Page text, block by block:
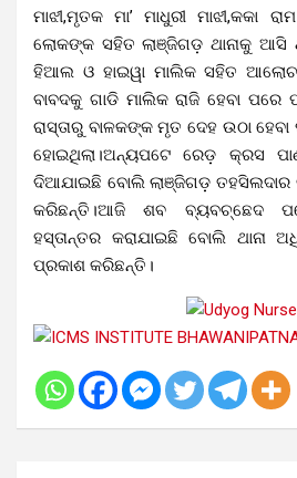
ମାଝୀ,ମୃତକ ମା’ ମାଧୁରୀ ମାଝୀ,କକା
ଲୋକଙ୍କ ସହିତ ଲାଞ୍ଜିଗଡ଼ ଥାନାକୁ ଆସି
ହିଆଲ ଓ ହାଇୱା ମାଲିକ ସହିତ
ବାବଦକୁ ଗାଡି ମାଲିକ ରାଜି ହେବା ପରେ
ରାସ୍ତାରୁ ବାଳକଙ୍କ ମୃତ ଦେହ ଉଠା ହେବା
ହୋଇଥିଲା।ଅନ୍ୟପଟେ ରେଡ଼ କ୍ରସ
ଦିଆଯାଇଛି ବୋଲି ଲାଞ୍ଜିଗଡ଼ ତହସିଲଦାର
କରିଛନ୍ତି।ଆଜି ଶବ ବ୍ୟବଚ୍ଛେଦ
ହସ୍ତାନ୍ତର କରାଯାଇଛି ବୋଲି ଥାନା
ପ୍ରକାଶ କରିଛନ୍ତି।